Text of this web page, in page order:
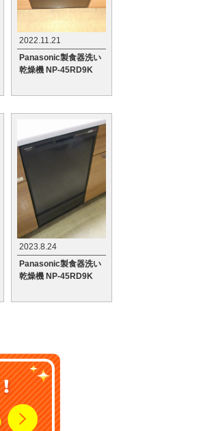
2022.11.21
Panasonic製食器洗い
乾燥機 NP-45RD9K
2023.8.24
Panasonic製食器洗い
乾燥機 NP-45RD9K